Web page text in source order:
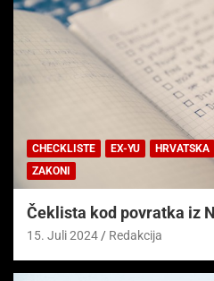
CHECKLISTE EX-YU HRVATSKA
ZAKONI
Čeklista kod povratka iz
15. Juli 2024 Redakcija